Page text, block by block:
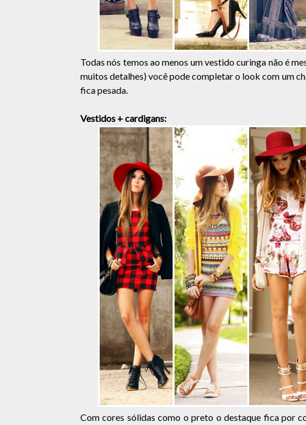
Todas nós temos ao menos um vestido curinga não é
muitos detalhes) você pode completar o look com um
fica pesada.
Vestidos + cardigans:
Com cores sólidas como o preto o destaque fica por